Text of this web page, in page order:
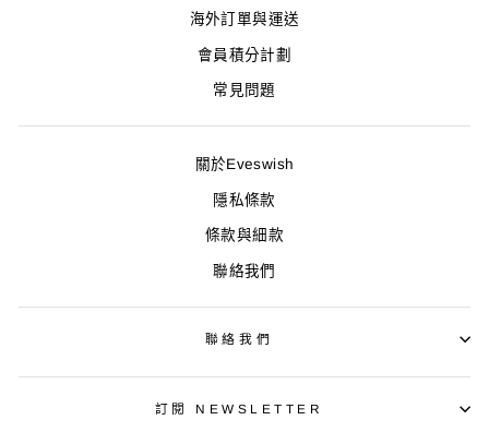
海外訂單與運送
會員積分計劃
常見問題
關於Eveswish
隱私條款
條款與細款
聯絡我們
聯絡我們
訂閱 NEWSLETTER